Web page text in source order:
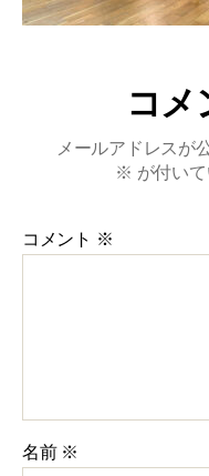
コメ
メールアドレスが
※ が付い
コメント ※
名前 ※